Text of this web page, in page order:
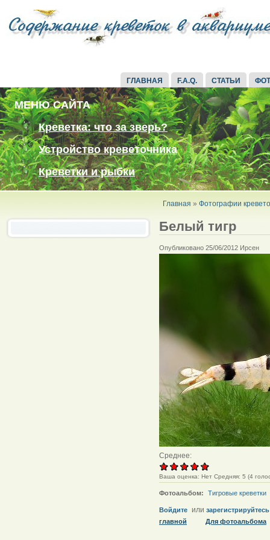
ГЛАВНАЯ F.A.Q. СТАТЬИ
МЕНЮ САЙТА
Креветка: что за зверь?
Устройство креветочника
Креветки и рыбки
Главная » Фотографии
Белый тигр
Опубликовано 25/06/2012 Ирсен
Среднее:
Ваша оценка: Нет Средняя: 5 (4
Фотоальбом: Тигровые креветки
Войдите или зарегистрируйтесь
главной
Для фотоальбома